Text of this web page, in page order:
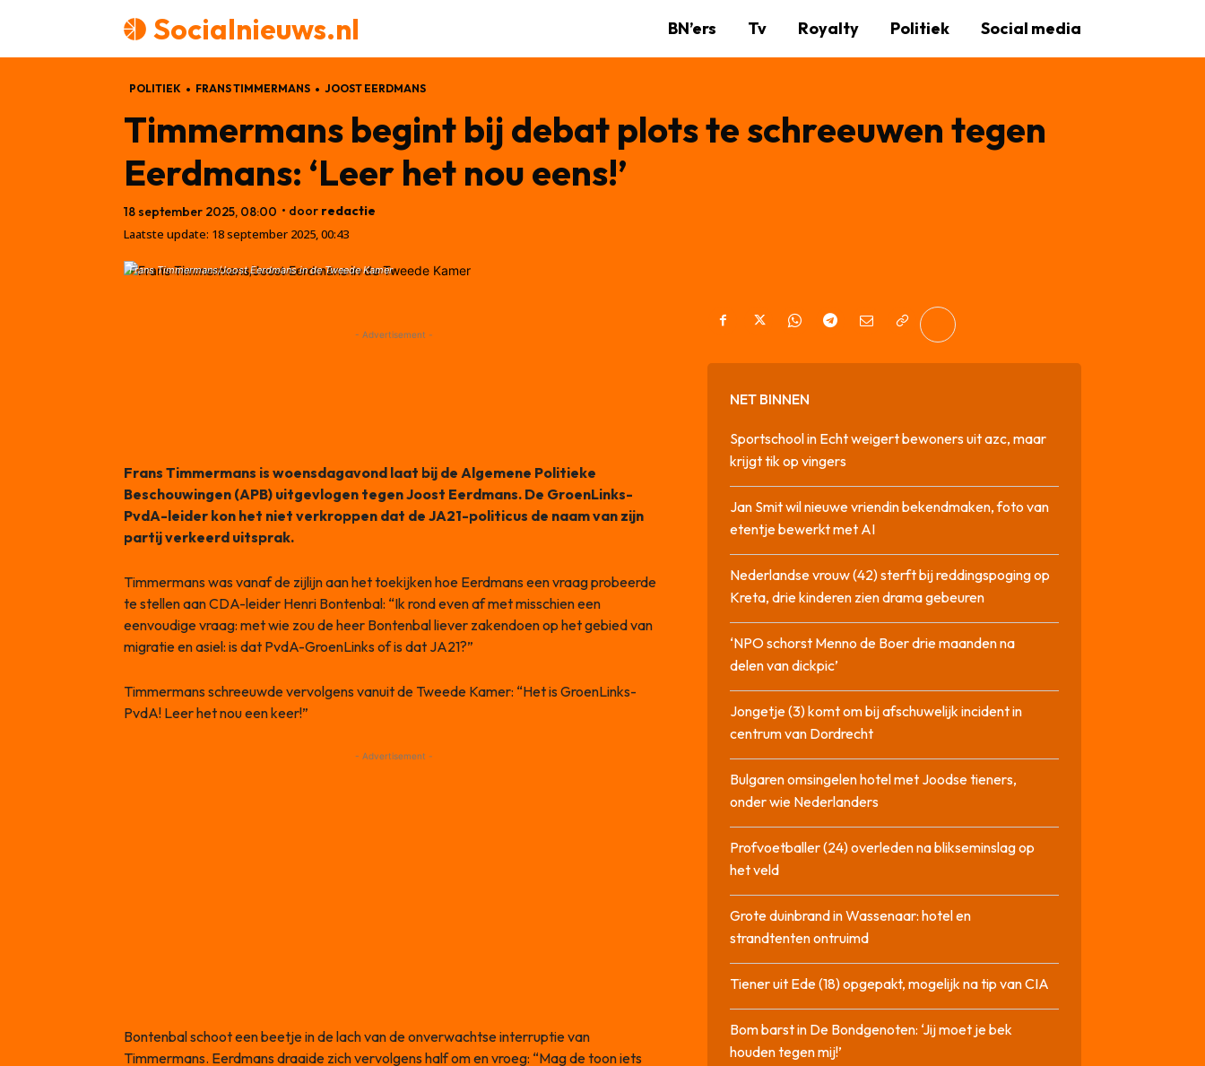
Socialnieuws.nl BN’ers Tv Royalty Politiek Social media
POLITIEK FRANS TIMMERMANS JOOST EERDMANS
Timmermans begint bij debat plots te schreeuwen tegen
Eerdmans: ‘Leer het nou eens!’
18 september 2025, 08:00 • door redactie
Laatste update: 18 september 2025, 00:43
Frans Timmermans/Joost Eerdmans in de Tweede Kamer
- Advertisement -
Frans Timmermans is woensdagavond laat bij de Algemene Politieke
Beschouwingen (APB) uitgevlogen tegen Joost Eerdmans. De GroenLinks-
PvdA-leider kon het niet verkroppen dat de JA21-politicus de naam van zijn
partij verkeerd uitsprak.
Timmermans was vanaf de zijlijn aan het toekijken hoe Eerdmans een vraag probeerde
te stellen aan CDA-leider Henri Bontenbal: “Ik rond even af met misschien een
eenvoudige vraag: met wie zou de heer Bontenbal liever zakendoen op het gebied van
migratie en asiel: is dat PvdA-GroenLinks of is dat JA21?”
Timmermans schreeuwde vervolgens vanuit de Tweede Kamer: “Het is GroenLinks-
PvdA! Leer het nou een keer!”
- Advertisement -
Bontenbal schoot een beetje in de lach van de onverwachtse interruptie van
Timmermans. Eerdmans draaide zich vervolgens half om en vroeg: “Mag de toon iets
NET BINNEN
Sportschool in Echt weigert bewoners uit azc, maar
krijgt tik op vingers
Jan Smit wil nieuwe vriendin bekendmaken, foto van
etentje bewerkt met AI
Nederlandse vrouw (42) sterft bij reddingspoging op
Kreta, drie kinderen zien drama gebeuren
‘NPO schorst Menno de Boer drie maanden na
delen van dickpic’
Jongetje (3) komt om bij afschuwelijk incident in
centrum van Dordrecht
Bulgaren omsingelen hotel met Joodse tieners,
onder wie Nederlanders
Profvoetballer (24) overleden na blikseminslag op
het veld
Grote duinbrand in Wassenaar: hotel en
strandtenten ontruimd
Tiener uit Ede (18) opgepakt, mogelijk na tip van CIA
Bom barst in De Bondgenoten: ‘Jij moet je bek
houden tegen mij!’